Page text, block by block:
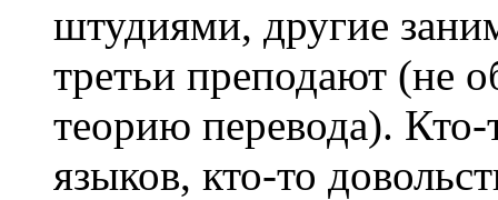
штудиями, другие
третьи преподают (не
теорию перевода).
языков, кто-то